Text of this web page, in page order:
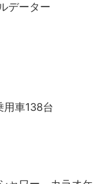
データー
車138台